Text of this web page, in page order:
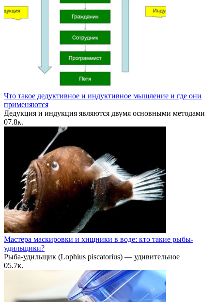
Что такое дедуктивное и индуктивное мышление и где они
применяются
Дедукция и индукция являются двумя основными методами
07.8к.
Мастера маскировки и хищники в воде: кто такие рыбы-
удильщики?
Рыба-удильщик (Lophius piscatorius) — удивительное
05.7к.